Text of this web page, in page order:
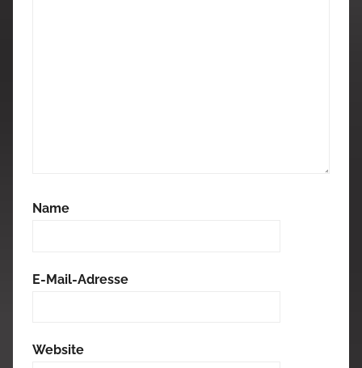
Name
E-Mail-Adresse
Website